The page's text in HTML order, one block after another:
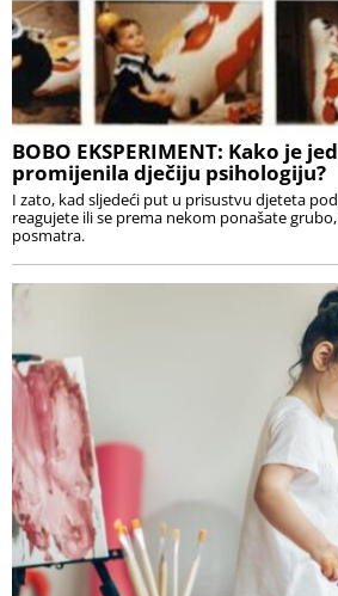
BOBO EKSPERIMENT: Kako je
promijenila dječiju psihologiju?
I zato, kad sljedeći put u prisustvu djeteta
reagujete ili se prema nekom ponašate
posmatra.